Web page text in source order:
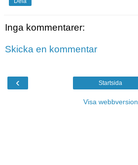
Inga kommentarer:
Skicka en kommentar
‹ Startsida
Visa webbversion